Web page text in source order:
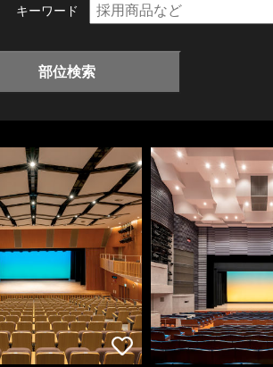
キーワード
部位検索